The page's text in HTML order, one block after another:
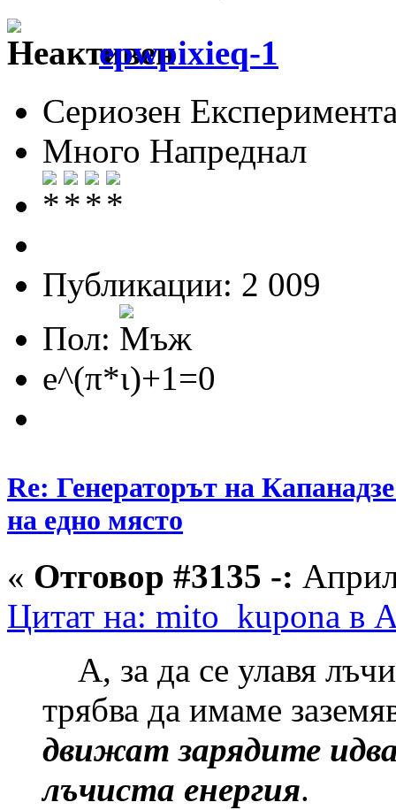
epwpixieq-1
Сериозен
Много Напреднал
Публикации: 2 009
Пол:
e^(π*ι)+1=0
Re: Генераторът на
на едно място
« Отговор #3135 -:
Цитат на: mito_kupona в
А, за да се улавя
трябва да имаме
движат зарядите
лъчиста енергия.